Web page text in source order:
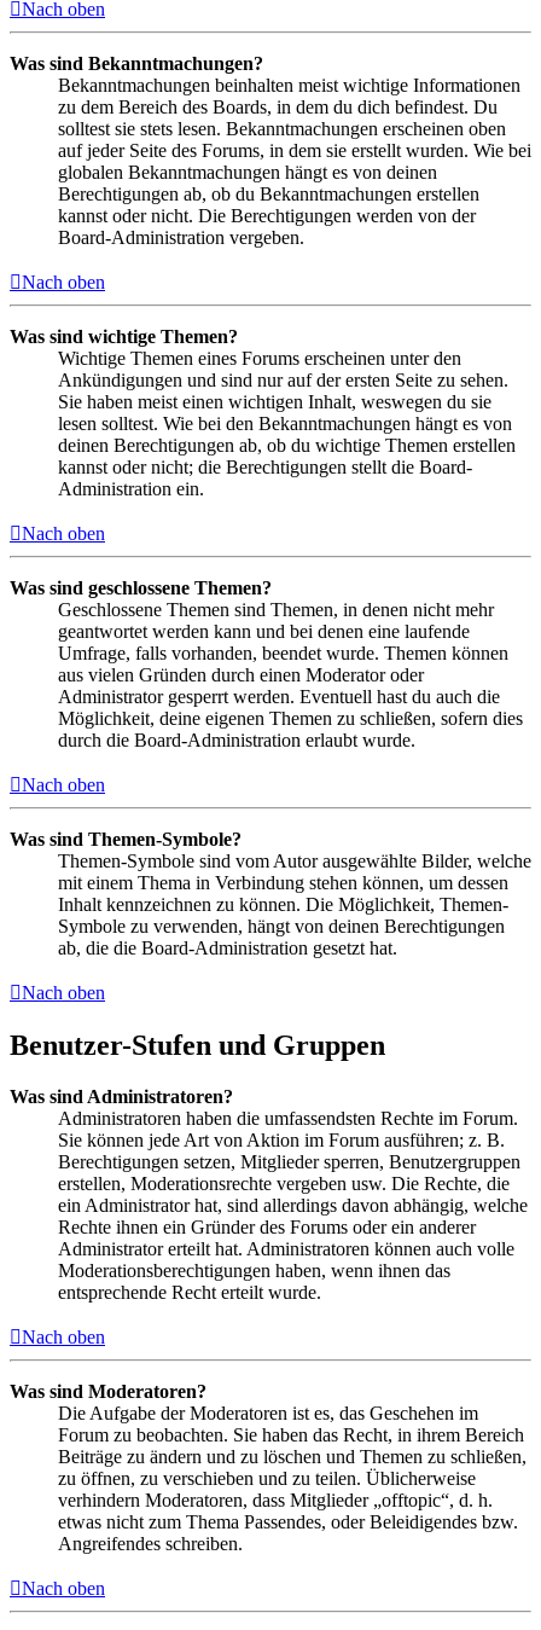
Nach oben
Was sind Bekanntmachungen?
Bekanntmachungen beinhalten meist wichtige Informationen
zu dem Bereich des Boards, in dem du dich befindest. Du
solltest sie stets lesen. Bekanntmachungen erscheinen oben
auf jeder Seite des Forums, in dem sie erstellt wurden. Wie bei
globalen Bekanntmachungen hängt es von deinen
Berechtigungen ab, ob du Bekanntmachungen erstellen
kannst oder nicht. Die Berechtigungen werden von der
Board-Administration vergeben.
Nach oben
Was sind wichtige Themen?
Wichtige Themen eines Forums erscheinen unter den
Ankündigungen und sind nur auf der ersten Seite zu sehen.
Sie haben meist einen wichtigen Inhalt, weswegen du sie
lesen solltest. Wie bei den Bekanntmachungen hängt es von
deinen Berechtigungen ab, ob du wichtige Themen erstellen
kannst oder nicht; die Berechtigungen stellt die Board-
Administration ein.
Nach oben
Was sind geschlossene Themen?
Geschlossene Themen sind Themen, in denen nicht mehr
geantwortet werden kann und bei denen eine laufende
Umfrage, falls vorhanden, beendet wurde. Themen können
aus vielen Gründen durch einen Moderator oder
Administrator gesperrt werden. Eventuell hast du auch die
Möglichkeit, deine eigenen Themen zu schließen, sofern dies
durch die Board-Administration erlaubt wurde.
Nach oben
Was sind Themen-Symbole?
Themen-Symbole sind vom Autor ausgewählte Bilder, welche
mit einem Thema in Verbindung stehen können, um dessen
Inhalt kennzeichnen zu können. Die Möglichkeit, Themen-
Symbole zu verwenden, hängt von deinen Berechtigungen
ab, die die Board-Administration gesetzt hat.
Nach oben
Benutzer-Stufen und Gruppen
Was sind Administratoren?
Administratoren haben die umfassendsten Rechte im Forum.
Sie können jede Art von Aktion im Forum ausführen; z. B.
Berechtigungen setzen, Mitglieder sperren, Benutzergruppen
erstellen, Moderationsrechte vergeben usw. Die Rechte, die
ein Administrator hat, sind allerdings davon abhängig, welche
Rechte ihnen ein Gründer des Forums oder ein anderer
Administrator erteilt hat. Administratoren können auch volle
Moderationsberechtigungen haben, wenn ihnen das
entsprechende Recht erteilt wurde.
Nach oben
Was sind Moderatoren?
Die Aufgabe der Moderatoren ist es, das Geschehen im
Forum zu beobachten. Sie haben das Recht, in ihrem Bereich
Beiträge zu ändern und zu löschen und Themen zu schließen,
zu öffnen, zu verschieben und zu teilen. Üblicherweise
verhindern Moderatoren, dass Mitglieder „offtopic“, d. h.
etwas nicht zum Thema Passendes, oder Beleidigendes bzw.
Angreifendes schreiben.
Nach oben